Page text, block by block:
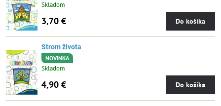
Skladom
3,70 € Do košíka
Strom života
NOVINKA
Skladom
4,90 € Do košíka